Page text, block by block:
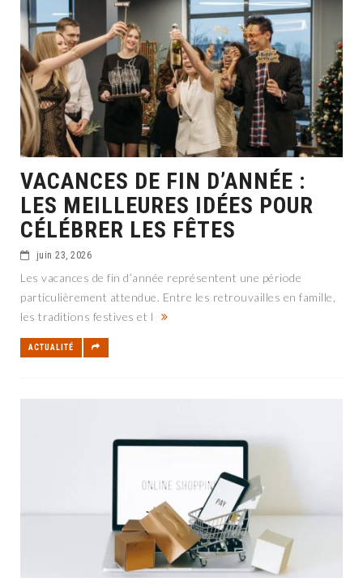
VACANCES DE FIN D’ANNÉE :
LES MEILLEURES IDÉES POUR
CÉLÉBRER LES FÊTES
juin 23, 2026
Les vacances de fin d’année représentent une période
particulièrement attendue. Entre les retrouvailles en famille,
les traditions festives et l
ACTUALITÉ